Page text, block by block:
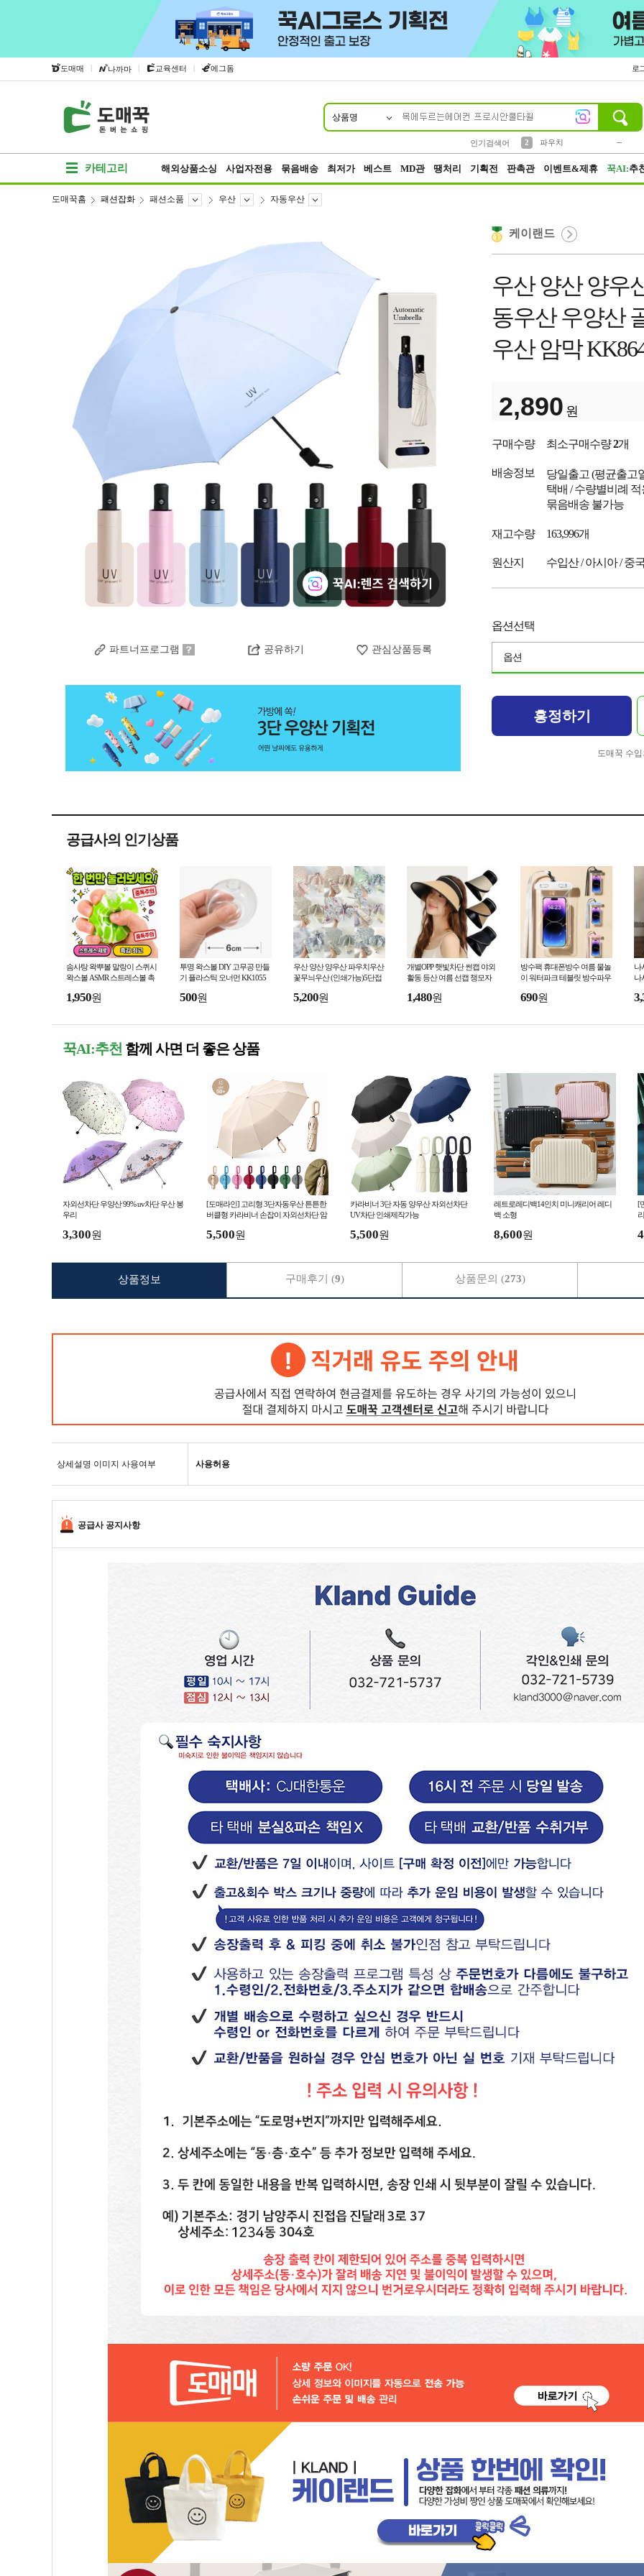
도매매 | 나까마 | 교육센터 | 에그돔 로
상품명
인기검색어
2
파우치
카테고리 해외상품소싱 사업자전용 묶음배송 최저가 베스트 MD관 땡처리 기획전 판촉관 이벤트&제휴 꾹AI:추
도매꾹홈 패션잡화 패션소품 우산 자동우산
파트너프로그램 공유하기 관심상품등록
케이랜드
우산 양산 양우
동우산 우양산
우산 암막
2,890 원
구매수량 최소구매수량2개
배송정보 당일출고 (평균출고
택배 / 수량별비례
묶음배송 불가능
재고수량 163,996개
원산지 수입산 / 아시아 / 중
옵션선택
옵션
흥정하기
도매꾹 수
공급사의 인기상품
솜사탕 왁뿌볼 말랑이 스퀴시
왁스볼 ASMR 스트레스볼 촉
1,950원
투명 왁스볼 DIY 고무공 만들
기 플라스틱 오너먼 KK1055
500원
우산 양산 양우산 파우치우산
꽃무늬우산 (인쇄가능)5단접
차단 암막 방수 KK985
5,200원
개별OPP 햇빛차단 썬캡 야외
활동 등산 여름 선캡 챙모자
1,480원
방수팩 휴대폰방수 여름 물놀
이 워터파크 테블릿 방수파우
690원
나
나
꾹AI:추천 함께 사면 더 좋은 상품
자외선차단 우양산 99% uv차단 우산 봉
우리
3,300원
[도매라인] 고리형 3단자동우산 튼튼한
버클형 카라비너 손잡이 자외선차단 암
5,500원
카라비너 3단 자동 양우산 자외선차단
UV차단 인쇄제작가능
5,500원
레트로레디백14인치 미니캐리어 레디
백 소형
8,600원
[
상세설명 이미지 사용여부 사용허용
공급사 공지사항
상품정보 구매후기 (9) 상품문의 (273)